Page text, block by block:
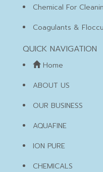
Chemical For
Coagulants &
QUICK NAVIGATION
Home
ABOUT US
OUR BUSINESS
AQUAFINE
ION PURE
CHEMICALS